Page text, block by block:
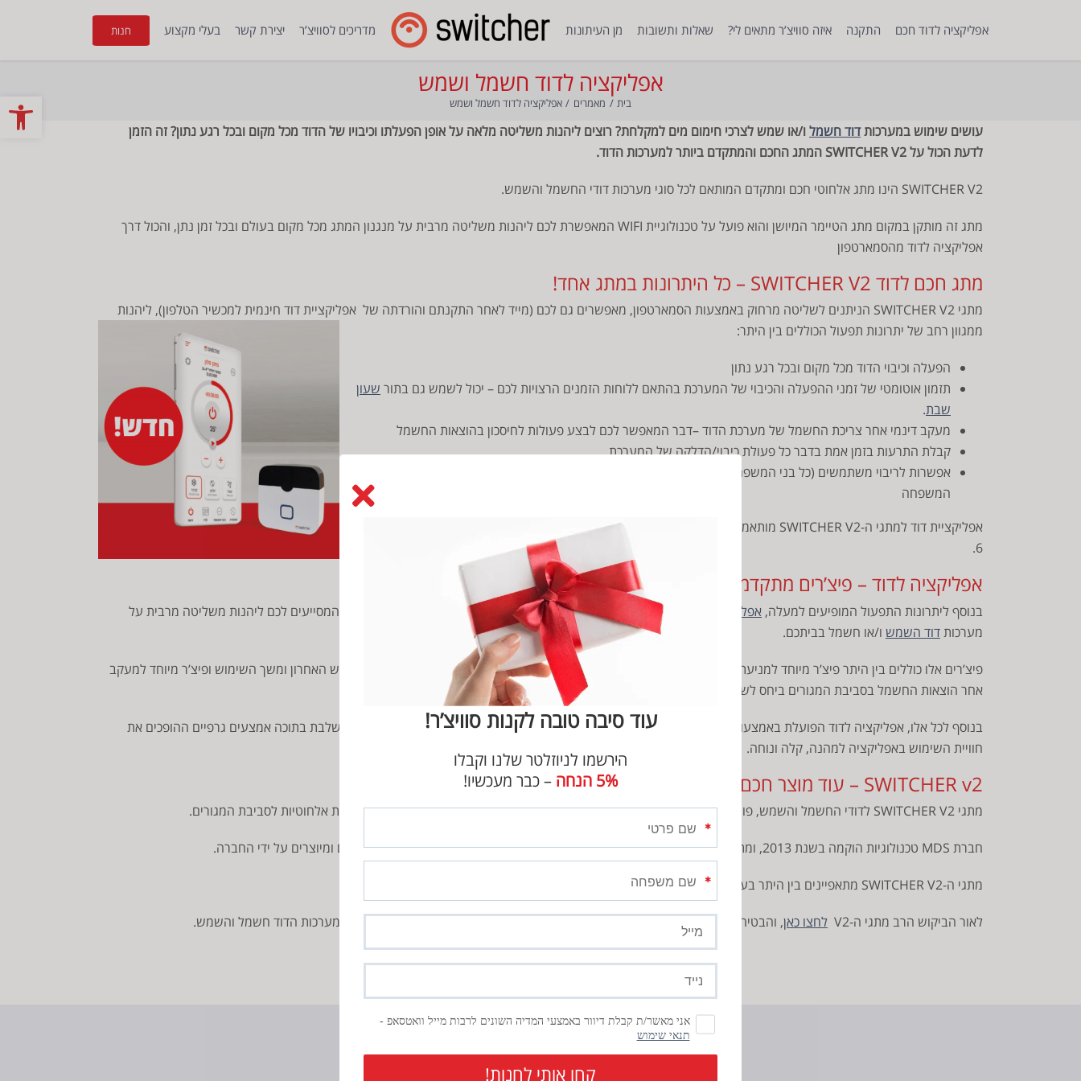
אפליקציה לדוד חכם התקנה איזה סוויצ’ר מתאים לי? שאלות ותשובות מן העיתונות מדריכים לסוויצ’ר יצירת קשר בעלי מקצוע חנות
אפליקציה לדוד חשמל ושמש
בית מאמרים אפליקציה לדוד חשמל ושמש
עושים שימוש במערכותדוד חשמלו/או שמש לצרכי חימום מים למקלחת? רוצים ליהנות משליטה מלאה על אופן הפעלתו וכיבויו של הדוד מכל מקום ובכל רגע נתון? זה הזמן
לדעת הכול על SWITCHER V2 המתג החכם והמתקדם ביותר למערכות הדוד.
SWITCHER V2 הינו מתג אלחוטי חכם ומתקדם המותאם לכל סוגי מערכות דודי החשמל והשמש.
מתג זה מותקן במקום מתג הטיימר המיושן והוא פועל על טכנולוגיית WIFI המאפשרת לכם ליהנות משליטה מרבית על מנגנון המתג מכל מקום בעולם ובכל זמן נתן, והכול דרך
אפליקציה לדוד מהסמארטפון
מתג חכם לדוד SWITCHER V2 – כל היתרונות במתג אחד!
מתגי SWITCHER V2 הניתנים לשליטה מרחוק באמצעות הסמארטפון, מאפשרים גם לכם (מייד לאחר התקנתם והורדתה של אפליקציית דוד חינמית למכשיר הטלפון), ליהנות
ממגוון רחב של יתרונות תפעול הכוללים בין היתר:
הפעלה וכיבוי הדוד מכל מקום ובכל רגע נתון
תזמון אוטומטי של זמני ההפעלה והכיבוי של המערכת בהתאם ללוחות הזמנים הרצויות לכם – יכול לשמש גם בתור שעון
שבת.
מעקב דינמי אחר צריכת החשמל של מערכת הדוד –דבר המאפשר לכם לבצע פעולות לחיסכון בהוצאות החשמל
קבלת התרעות בזמן אמת בדבר כל פעולת כיבוי/הדלקה של המערכת
אפשרות לריבוי משתמשים (כל בני המשפחה) ומעקב אחר פעולות ההדלקה והכיבוי המבוצעות על ידי כל אחד מבני
המשפחה
6.
אפליקציה לדוד – פיצ’רים מתקדמים!
בנוסף ליתרונות התפעול המופיעים למעלה, אפליקציית דוד
למתגי ה- SWITCHER V2 מאפשרת לכם ליהנות מפיצ’רים מתקדמים המסייעים לכם ליהנות משליטה מרבית על
מערכותדוד השמש ו/או חשמל בביתכם.
פיצ’רים אלו כוללים בין היתר פיצ’ר מיוחד למניעת כפל הדלקות, פיצ’ר למעקב אחר היסטוריות ההדלקות וקבלת מידע אודות השימוש האחרון ומשך השימוש ופיצ’ר מיוחד למעקב
אחר הוצאות החשמל בסביבת המגורים ביחס לשימוש במערכות הדוד,
בנוסף לכל אלו, אפליקציה לדוד הפועלת באמצעות מתגי SWITCHER V2, כוללת בתוכה ממשק מתקדם וידידותי למשתמש והיא משלבת בתוכה אמצעים גרפיים ההופכים את
חוויית השימוש באפליקציה למהנה, קלה ונוחה.
SWITCHER v2 – עוד מוצר חכם לסביבת המגורים מבית MDS טכנולוגיות
מתגי SWITCHER V2 לדודי החשמל והשמש, פותחו על ידי חברת MDS טכנולוגיות אלחוטיות העוסקת ומתמחה בפיתוח טכנולוגיות אלחוטיות לסביבת המגורים.
חברת MDS טכנולוגיות הוקמה בשנת 2013, ומתגי ה-V2 לדודי החשמל והשמש הן “הדור השני” של המתגים החכמים המפותחים ומיוצרים על ידי החברה.
מתגי ה-SWITCHER V2 מתאפיינים בין היתר בעיצוב חדשני ומקורי והם מותאמים לכל סוגי מערכות דודי השמש והחשמל.
לאור הביקוש הרב מתגי ה-V2 לחצו כאן, והבטיחו את מקומכם ברשימת הלקוחות הממתנים למתגים שמשנים את אופן השימוש במערכות הדוד חשמל והשמש.
עוד סיבה טובה לקנות סוויצ’ר!
הירשמו לניוזלטר שלנו וקבלו
5% הנחה
– כבר מעכשיו!
פרטי
(חובה)
משפחה
(חובה)
דוא״ל
(חובה)
טלפון
נייד
(חובה)אני מאשר/ת קבלת דיוור באמצעי המדיה השונים לרבות מייל וואטסאפ -
תנאי שימוש